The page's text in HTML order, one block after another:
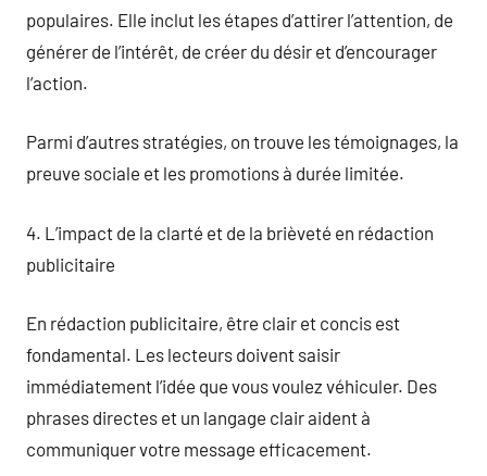
populaires. Elle inclut les étapes d’attirer l’attention, de
générer de l’intérêt, de créer du désir et d’encourager
l’action.
Parmi d’autres stratégies, on trouve les témoignages, la
preuve sociale et les promotions à durée limitée.
4. L’impact de la clarté et de la brièveté en rédaction
publicitaire
En rédaction publicitaire, être clair et concis est
fondamental. Les lecteurs doivent saisir
immédiatement l’idée que vous voulez véhiculer. Des
phrases directes et un langage clair aident à
communiquer votre message efficacement.